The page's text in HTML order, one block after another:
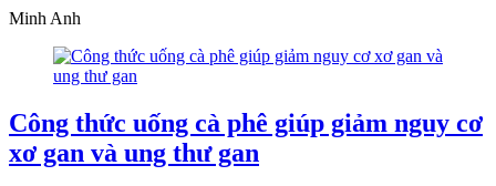
Minh Anh
Công thức uống cà phê giúp giảm nguy cơ
xơ gan và ung thư gan